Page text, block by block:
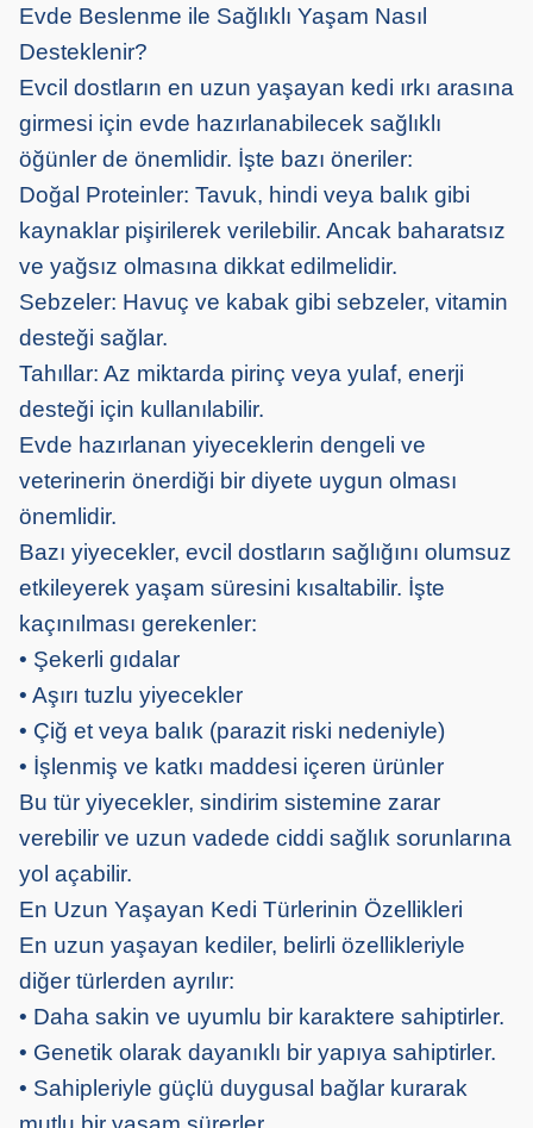
Evde Beslenme ile Sağlıklı Yaşam Nasıl
Desteklenir?
Evcil dostların en uzun yaşayan kedi ırkı arasına
girmesi için evde hazırlanabilecek sağlıklı
öğünler de önemlidir. İşte bazı öneriler:
Doğal Proteinler: Tavuk, hindi veya balık gibi
kaynaklar pişirilerek verilebilir. Ancak baharatsız
ve yağsız olmasına dikkat edilmelidir.
Sebzeler: Havuç ve kabak gibi sebzeler, vitamin
desteği sağlar.
Tahıllar: Az miktarda pirinç veya yulaf, enerji
desteği için kullanılabilir.
Evde hazırlanan yiyeceklerin dengeli ve
veterinerin önerdiği bir diyete uygun olması
önemlidir.
Bazı yiyecekler, evcil dostların sağlığını olumsuz
etkileyerek yaşam süresini kısaltabilir. İşte
kaçınılması gerekenler:
• Şekerli gıdalar
• Aşırı tuzlu yiyecekler
• Çiğ et veya balık (parazit riski nedeniyle)
• İşlenmiş ve katkı maddesi içeren ürünler
Bu tür yiyecekler, sindirim sistemine zarar
verebilir ve uzun vadede ciddi sağlık sorunlarına
yol açabilir.
En Uzun Yaşayan Kedi Türlerinin Özellikleri
En uzun yaşayan kediler, belirli özellikleriyle
diğer türlerden ayrılır:
• Daha sakin ve uyumlu bir karaktere sahiptirler.
• Genetik olarak dayanıklı bir yapıya sahiptirler.
• Sahipleriyle güçlü duygusal bağlar kurarak